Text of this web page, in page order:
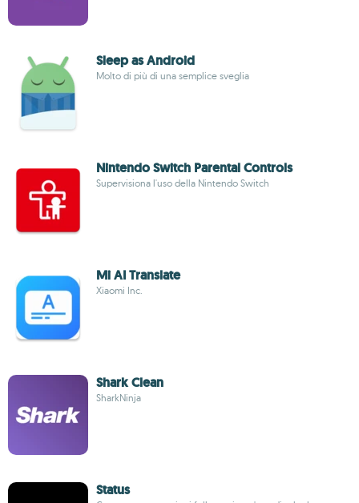
Sleep as Android
Molto di più di una semplice sveglia
Nintendo Switch Parental Controls
Supervisiona l'uso della Nintendo Switch
Mi AI Translate
Xiaomi Inc.
Shark Clean
SharkNinja
Status